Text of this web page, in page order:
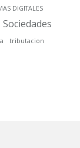
DIGITALES
Sociedades
tributacion